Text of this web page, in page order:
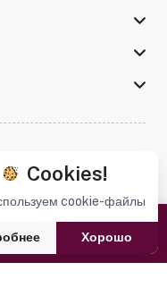
Избранное Корзина
-
Cookies!
cookie-файлы
Хорошо